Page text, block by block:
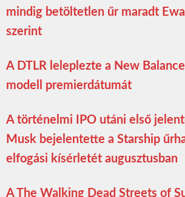
mindig betöltetlen űr maradt
szerint
A DTLR leleplezte a New
modell premierdátumát
A történelmi IPO utáni első
Musk bejelentette a Starship
elfogási kísérletét augusztusban
A The Walking Dead Streets of